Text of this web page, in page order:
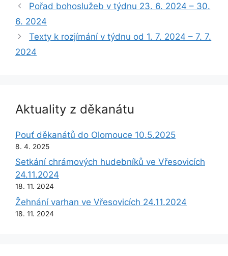
Pořad bohoslužeb v týdnu 23. 6. 2024 – 30.
6. 2024
Texty k rozjímání v týdnu od 1. 7. 2024 – 7. 7.
2024
Aktuality z děkanátu
Pouť děkanátů do Olomouce 10.5.2025
8. 4. 2025
Setkání chrámových hudebníků ve Vřesovicích
24.11.2024
18. 11. 2024
Žehnání varhan ve Vřesovicích 24.11.2024
18. 11. 2024